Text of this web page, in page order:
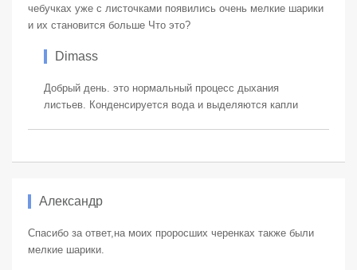
чебучках уже с листочками появились очень мелкие шарики
и их становится больше Что это?
Dimass
Добрый день. это нормальный процесс дыхания
листьев. Конденсируется вода и выделяются капли
Александр
Спасибо за ответ,на моих проросших черенках также были
мелкие шарики.